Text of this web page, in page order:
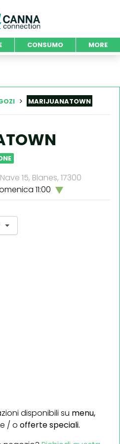
CONSUMO MORE
MARIJUANATOWN
15, Blanes, 17300
11:00
disponibili su menu,
e / o offerte speciali.